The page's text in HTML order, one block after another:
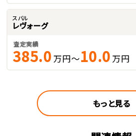
スバル
レヴォーグ
査定実績
385.0 万円～10.0 万円
もっと見る